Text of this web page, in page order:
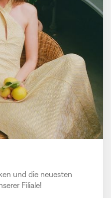
und die neuesten
Filiale!